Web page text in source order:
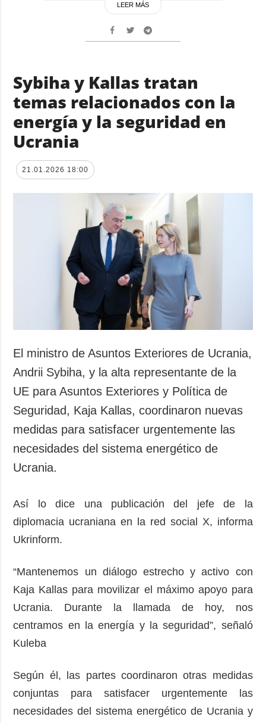
LEER MÁS
Sybiha y Kallas tratan
temas relacionados con la
energía y la seguridad en
Ucrania
21.01.2026 18:00
El ministro de Asuntos Exteriores de Ucrania,
Andrii Sybiha, y la alta representante de la
UE para Asuntos Exteriores y Política de
Seguridad, Kaja Kallas, coordinaron nuevas
medidas para satisfacer urgentemente las
necesidades del sistema energético de
Ucrania.
Así lo dice una publicación del jefe de la
diplomacia ucraniana en la red social X, informa
Ukrinform.
“Mantenemos un diálogo estrecho y activo con
Kaja Kallas para movilizar el máximo apoyo para
Ucrania. Durante la llamada de hoy, nos
centramos en la energía y la seguridad”, señaló
Kuleba
Según él, las partes coordinaron otras medidas
conjuntas para satisfacer urgentemente las
necesidades del sistema energético de Ucrania y